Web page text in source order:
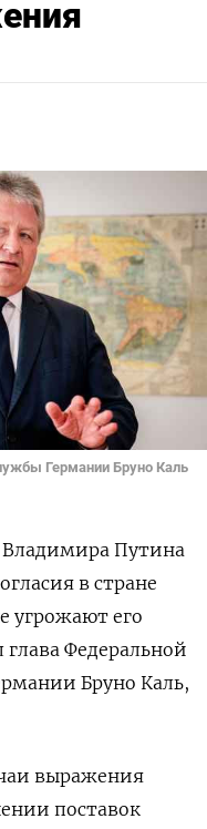
Германии Бруно Каль
Путина
в стране
угрожают его
глава Федеральной
Бруно Каль,
выражения
поставок